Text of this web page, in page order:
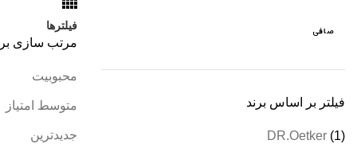
صافی
فیلتر بر اساس برند
DR.Oetker (1)
فیلترها
مرتب سازی
محبوبیت
متوسط امتیاز
جدیدترین